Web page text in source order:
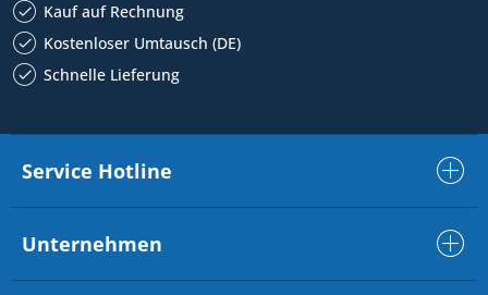
Kauf auf Rechnung
Kostenloser Umtausch (DE)
Schnelle Lieferung
Service Hotline
Unternehmen